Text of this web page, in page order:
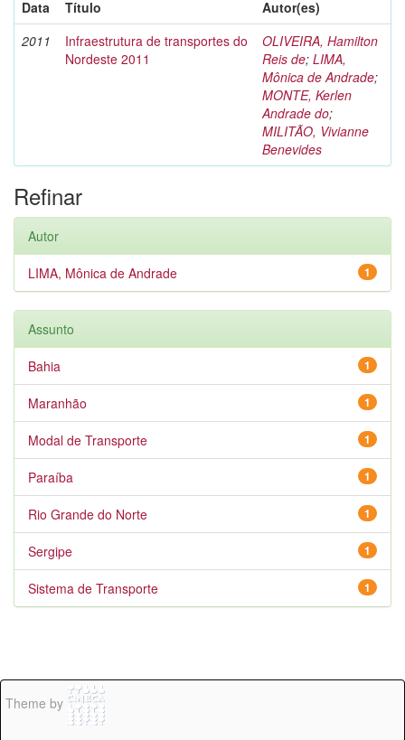
Data
Título
Autor(es)
2011
Infraestrutura de transportes do
Nordeste 2011
OLIVEIRA, Hamilton
Reis de; LIMA,
Mônica de Andrade;
MONTE, Kerlen
Andrade do;
MILITÃO, Vivianne
Benevides
Refinar
Autor
1
LIMA, Mônica de Andrade
Assunto
1
Bahia
1
Maranhão
1
Modal de Transporte
1
Paraíba
1
Rio Grande do Norte
1
Sergipe
1
Sistema de Transporte
Theme by